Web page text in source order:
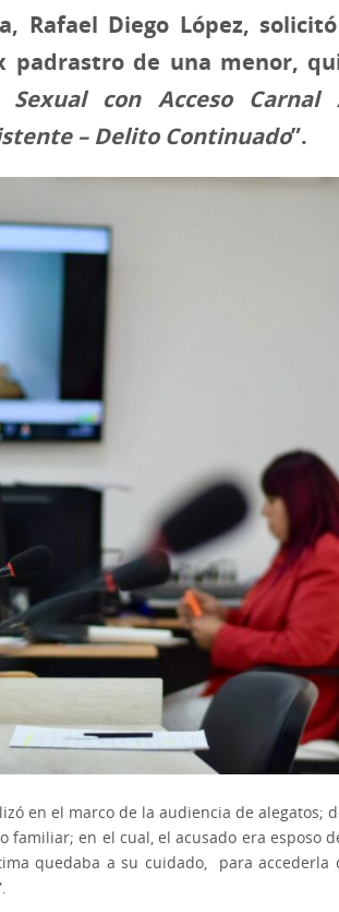
Rafael Diego López,
padrastro de una menor,
Sexual con Acceso
– Delito Continuado”.
en el marco de la audiencia de alegatos;
familiar; en el cual, el acusado era esposo
quedaba a su cuidado, para